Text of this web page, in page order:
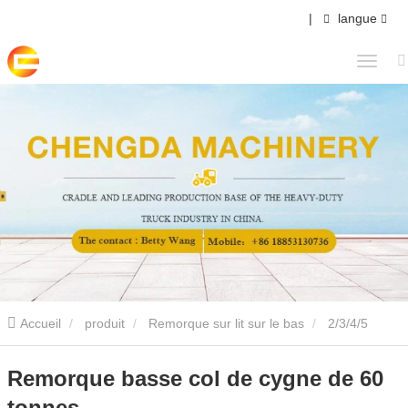
| langue
Accueil produit Remorque sur lit sur le bas 2/3/4/5
Remorque basse col de cygne de 60